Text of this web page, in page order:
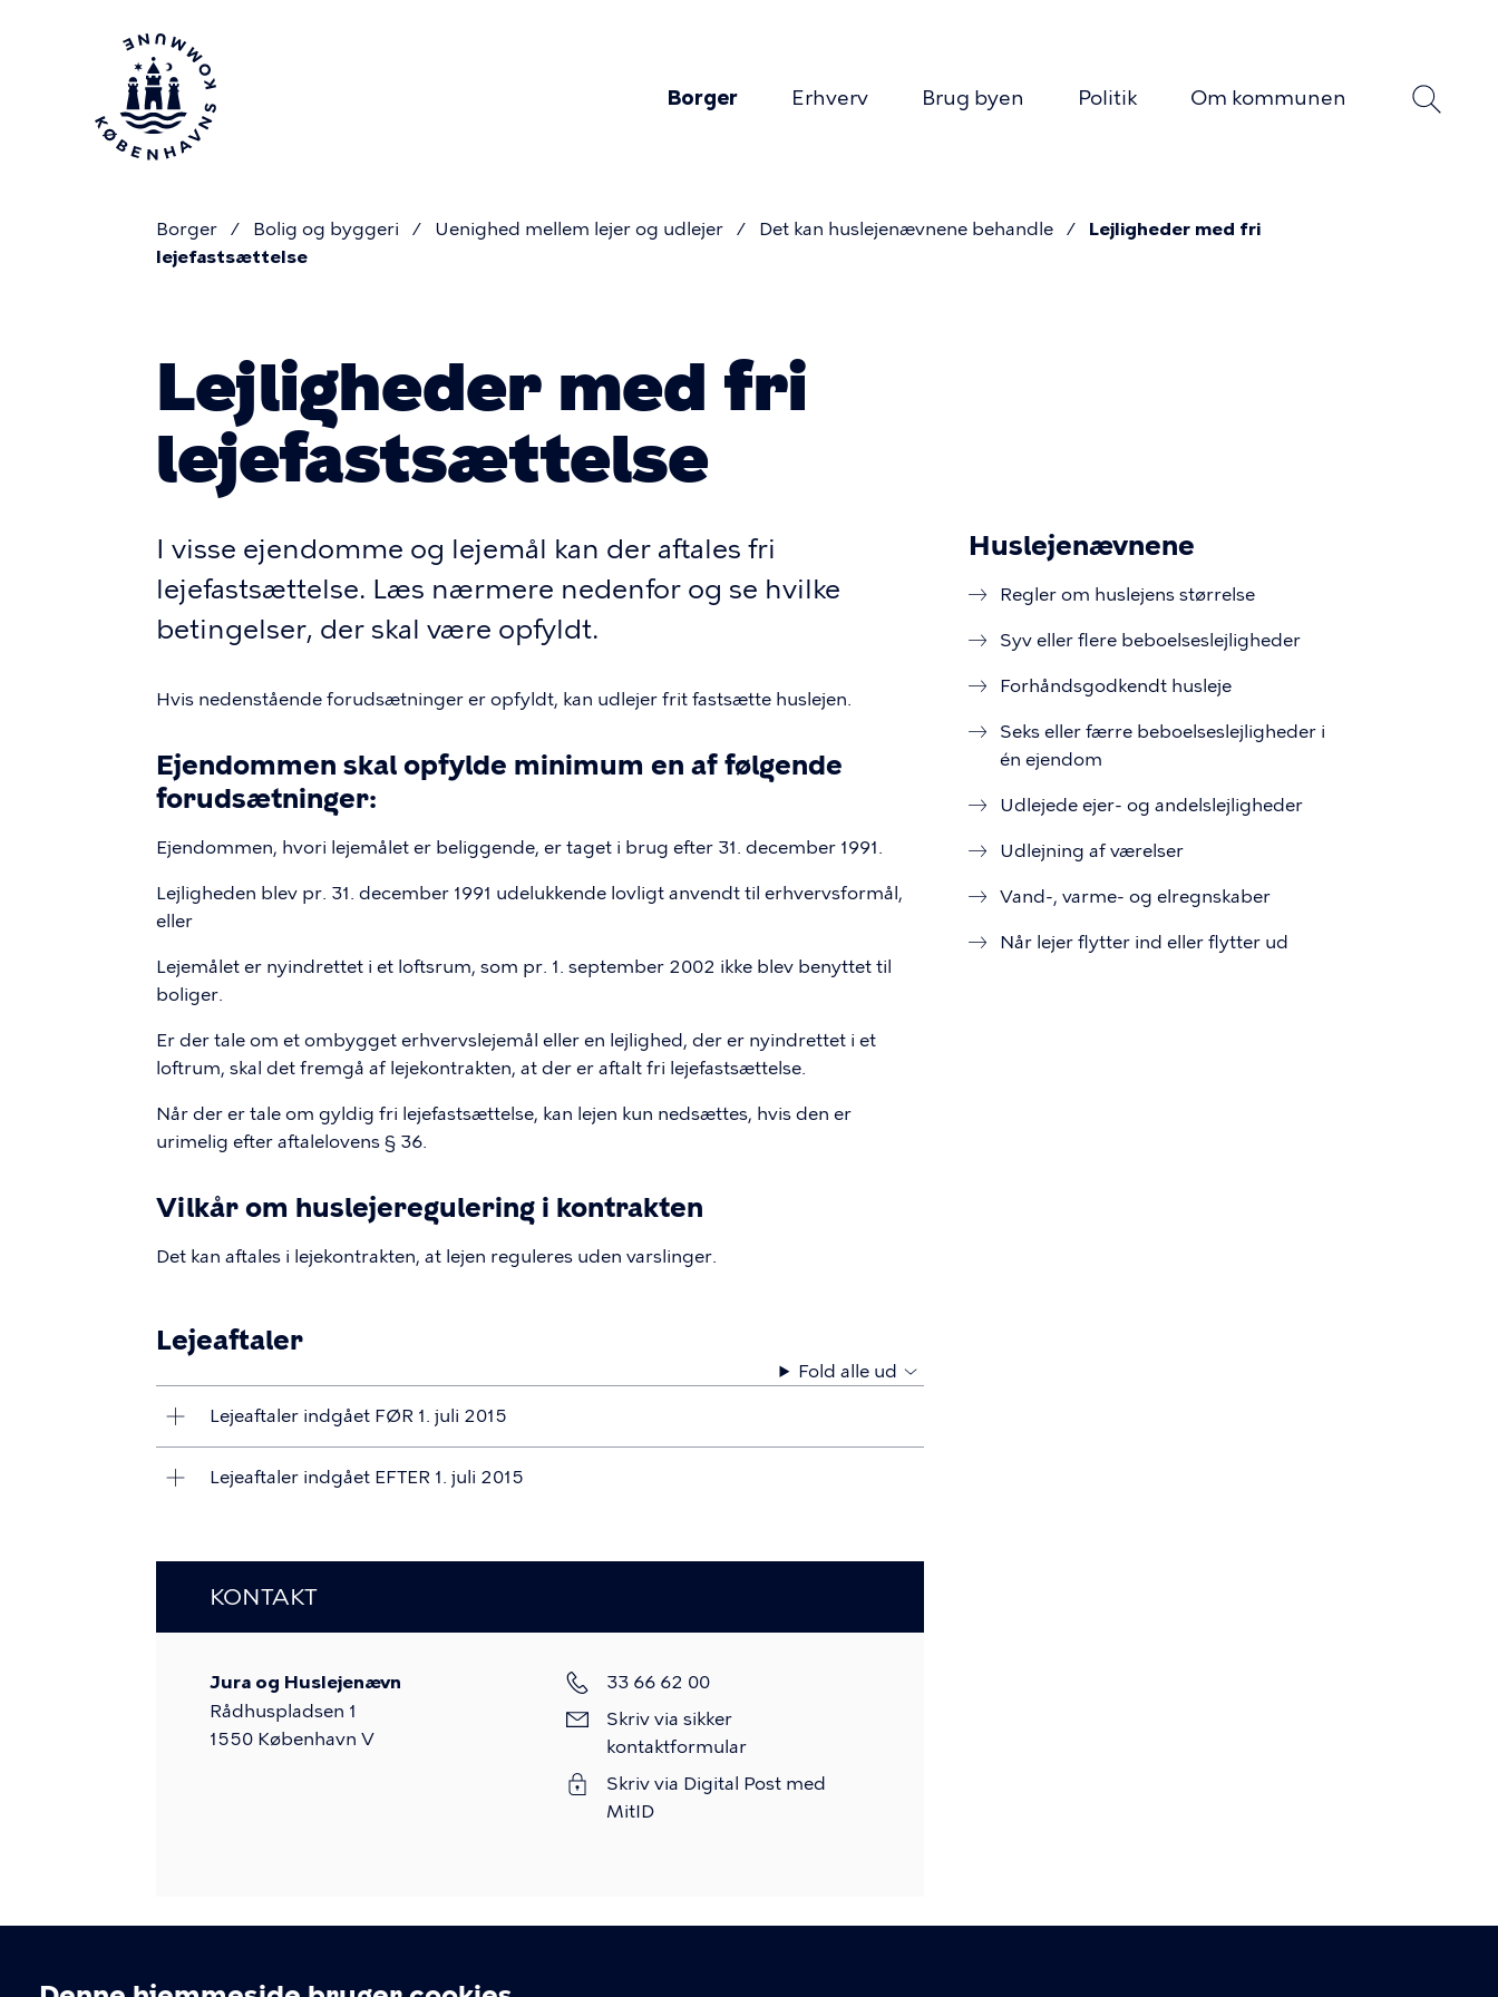
navigation
Borger Erhverv Brug byen Politik Om kommunen
Borger Bolig og byggeri Uenighed mellem lejer og udlejer Det kan huslejenævnene behandle
Lejligheder med fri
lejefastsættelse
Lejligheder med fri
lejefastsættelse
I visse ejendomme og lejemål kan der aftales fri
lejefastsættelse. Læs nærmere nedenfor og se hvilke
betingelser, der skal være opfyldt.
Hvis nedenstående forudsætninger er opfyldt, kan udlejer frit fastsætte huslejen.
Ejendommen skal opfylde minimum en af følgende
forudsætninger:
Ejendommen, hvori lejemålet er beliggende, er taget i brug efter 31. december 1991.
Lejligheden blev pr. 31. december 1991 udelukkende lovligt anvendt til erhvervsformål,
eller
Lejemålet er nyindrettet i et loftsrum, som pr. 1. september 2002 ikke blev benyttet til
boliger.
Er der tale om et ombygget erhvervslejemål eller en lejlighed, der er nyindrettet i et
loftrum, skal det fremgå af lejekontrakten, at der er aftalt fri lejefastsættelse.
Når der er tale om gyldig fri lejefastsættelse, kan lejen kun nedsættes, hvis den er
urimelig efter aftalelovens § 36.
Vilkår om huslejeregulering i kontrakten
Det kan aftales i lejekontrakten, at lejen reguleres uden varslinger.
Lejeaftaler
Fold alle ud
Lejeaftaler indgået FØR 1. juli 2015
Lejeaftaler indgået EFTER 1. juli 2015
KONTAKT
Jura og Huslejenævn
Rådhuspladsen 1
1550 København V
Telefon
33 66 62 00
Skriv
via
sikker
kontaktformular
Skriv via sikker
kontaktformular
Skriv via Digital Post med
MitID
Huslejenævnene
Regler om huslejens størrelse
Syv eller flere beboelseslejligheder
Forhåndsgodkendt husleje
Seks eller færre beboelseslejligheder i
én ejendom
Udlejede ejer- og andelslejligheder
Udlejning af værelser
Vand-, varme- og elregnskaber
Når lejer flytter ind eller flytter ud